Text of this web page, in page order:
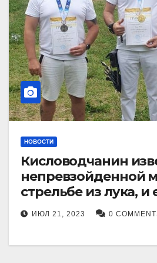
НОВОСТИ
Кисловодчанин
непревзойденной
стрельбе из лука, и
прославили его в
Ставропольском
ИЮЛ 21, 2023 0